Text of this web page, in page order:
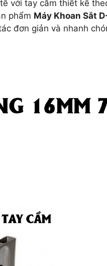
với tay cầm thiết kế
phẩm Máy Khoan Sắt
đơn giản và nhanh